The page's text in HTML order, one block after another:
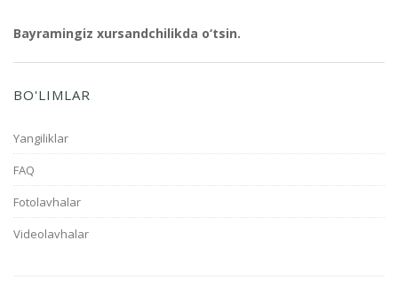
Bayramingiz xursandchilikda o‘tsin.
BO'LIMLAR
Yangiliklar
FAQ
Fotolavhalar
Videolavhalar